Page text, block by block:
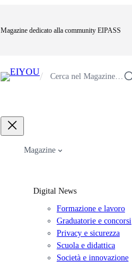
Magazine dedicato alla community EIPASS
/ Cerca nel Magazine…
Magazine
Digital News
Formazione e lavoro
Graduatorie e concorsi
Privacy e sicurezza
Scuola e didattica
Società e innovazione